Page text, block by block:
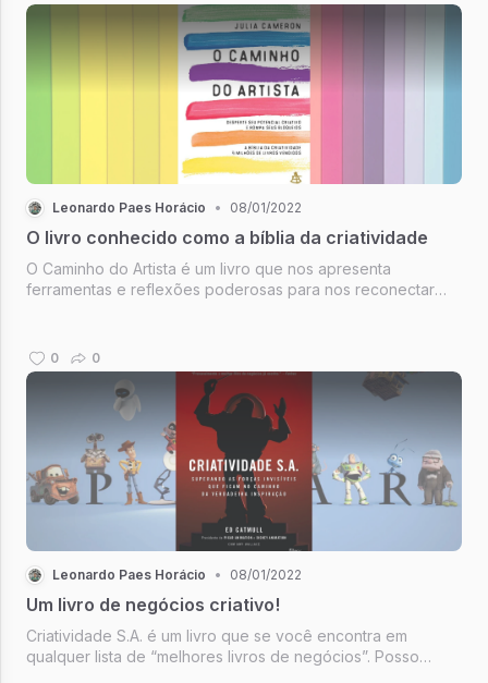
Leonardo Paes Horácio • 08/01/2022
O livro conhecido como a bíblia da criatividade
O Caminho do Artista é um livro que nos apresenta
ferramentas e reflexões poderosas para nos reconectar
transformasse em mais um adulto chato.
0 0
Leonardo Paes Horácio • 08/01/2022
Um livro de negócios criativo!
Criatividade S.A. é um livro que se você encontra em
qualquer lista de “melhores livros de negócios”. Posso